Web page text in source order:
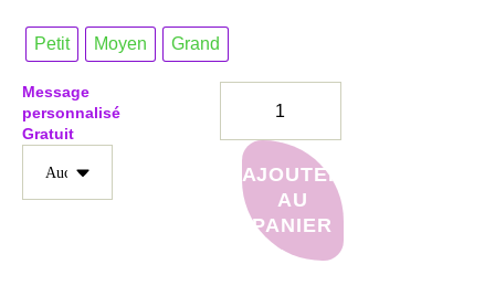
Petit Moyen Grand
Message
personnalisé
Gratuit
AJOUTER
AU
PANIER